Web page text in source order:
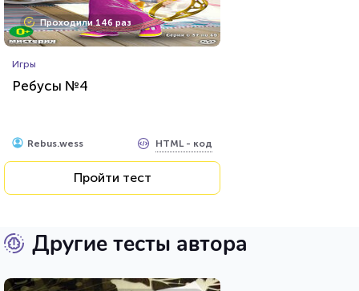
Проходили 146 раз
Игры
Ребусы №4
Rebus.wess HTML - код
Пройти тест
Другие тесты автора